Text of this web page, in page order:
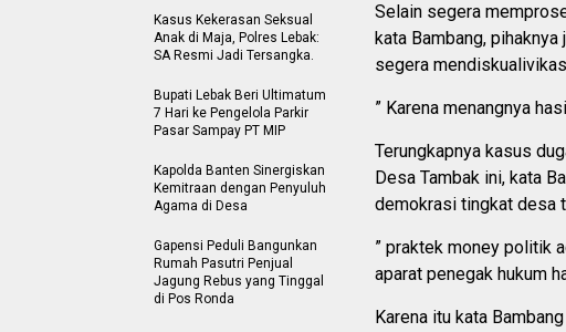
Selain segera
kata Bambang,
segera
” Karena menangnya
Terungkapnya kasus
Desa Tambak ini, kata
demokrasi tingkat desa
” praktek money politik
aparat penegak hukum
Karena itu kata
Kasus Kekerasan Seksual
Anak di Maja, Polres Lebak:
SA Resmi Jadi Tersangka.
Bupati Lebak Beri Ultimatum
7 Hari ke Pengelola Parkir
Pasar Sampay PT MIP
Kapolda Banten Sinergiskan
Kemitraan dengan Penyuluh
Agama di Desa
Gapensi Peduli Bangunkan
Rumah Pasutri Penjual
Jagung Rebus yang Tinggal
di Pos Ronda